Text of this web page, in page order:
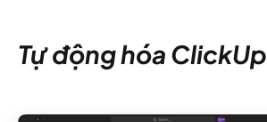
Tự động hóa ClickUp